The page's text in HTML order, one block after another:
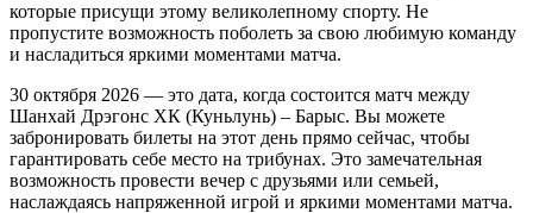
которые присущи этому великолепному спорту. Не
пропустите возможность поболеть за свою любимую команду
и насладиться яркими моментами матча.
30 октября 2026 — это дата, когда состоится матч между
Шанхай Дрэгонс ХК (Куньлунь) – Барыс. Вы можете
забронировать билеты на этот день прямо сейчас, чтобы
гарантировать себе место на трибунах. Это замечательная
возможность провести вечер с друзьями или семьей,
наслаждаясь напряженной игрой и яркими моментами матча.